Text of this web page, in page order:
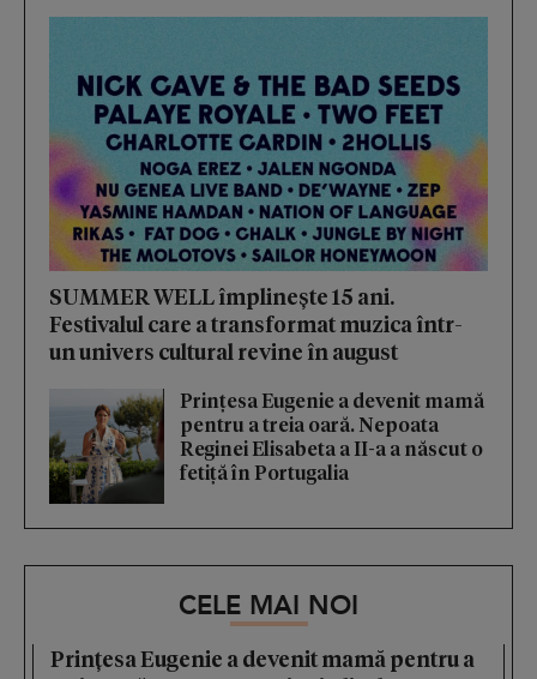
SUMMER WELL împlinește 15 ani.
Festivalul care a transformat muzica într-
un univers cultural revine în august
Prințesa Eugenie a devenit mamă
pentru a treia oară. Nepoata
Reginei Elisabeta a II-a a născut o
fetiță în Portugalia
CELE MAI NOI
Prințesa Eugenie a devenit mamă pentru a